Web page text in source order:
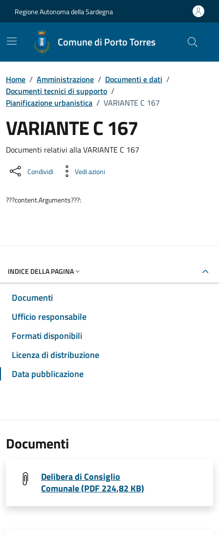
Regione Autonoma della Sardegna
Comune di Porto Torres
Home / Amministrazione / Documenti e dati /
Documenti tecnici di supporto /
Pianificazione urbanistica / VARIANTE C 167
VARIANTE C 167
Dettaglio del documento
Documenti relativi alla VARIANTE C 167
Condividi Vedi azioni
???content.Arguments???:
INDICE DELLA PAGINA
Documenti
Ufficio responsabile
Formati disponibili
Licenza di distribuzione
Data pubblicazione
Documenti
Delibera di Consiglio
Comunale (PDF 224,82 KB)